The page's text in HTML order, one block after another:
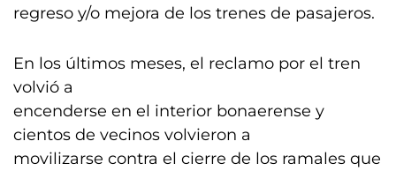
regreso y/o mejora de los trenes de pasajeros.
En los últimos meses, el reclamo por el tren
volvió a
encenderse en el interior bonaerense y
cientos de vecinos volvieron a
movilizarse contra el cierre de los ramales que